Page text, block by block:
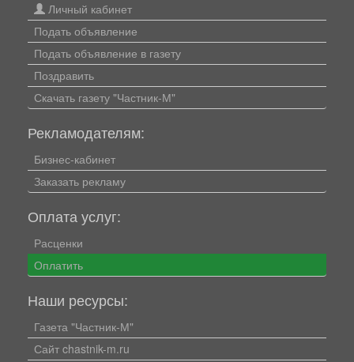
Личный кабинет
Подать объявление
Подать объявление в газету
Поздравить
Скачать газету "Частник-М"
Рекламодателям:
Бизнес-кабинет
Заказать рекламу
Оплата услуг:
Расценки
Оплатить
Наши ресурсы:
Газета "Частник-М"
Сайт chastnik-m.ru